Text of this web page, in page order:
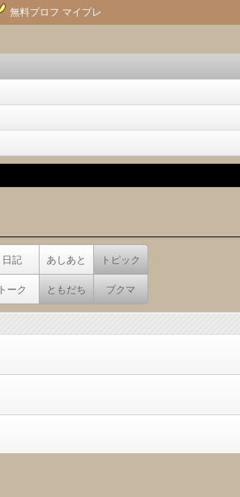
無料プロフ マイプレ
日記 あしあと トピック
トーク ともだち ブクマ